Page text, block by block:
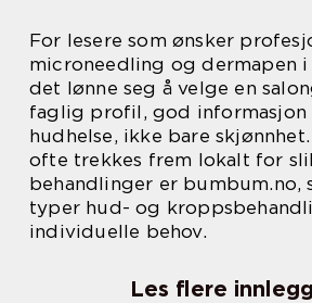
For lesere som ønsker
microneedling og dermapen i
det lønne seg å velge en
faglig profil, god informasjon
hudhelse, ikke bare
ofte trekkes frem lokalt for
behandlinger er bumbum.no,
typer hud- og
individuelle behov.
Les flere